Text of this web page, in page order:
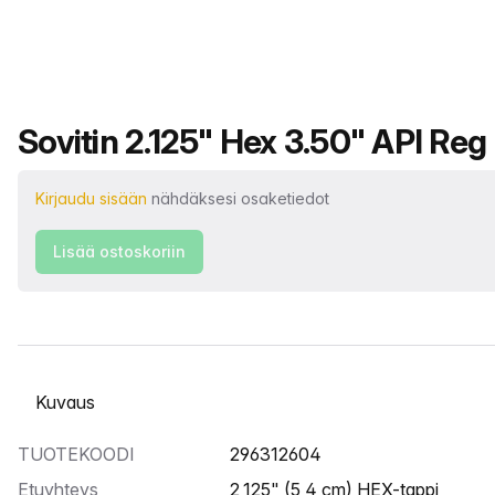
Tuotteen nimi
Sovitin 2.125" Hex 3.50" API Reg
Kirjaudu sisään nähdäksesi osaketiedot
Lisää ostoskoriin
Valitse välilehti
TUOTEKOODI
296312604
Etuyhteys
2,125" (5,4 cm) HEX-tappi